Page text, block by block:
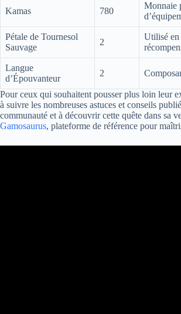
Kamas 780
Monnaie
Pétale de Tournesol
Sauvage
2
Utilisé
Langue
d’Épouvanteur
2
Pour ceux qui souhaitent pousser plus loin leur
à suivre les nombreuses astuces et conseils
communauté et à découvrir cette quête dans sa
Gamosaurus, plateforme de référence pour